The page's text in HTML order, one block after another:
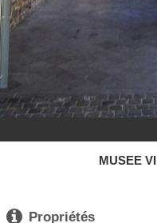
MUSEE
 Propriétés